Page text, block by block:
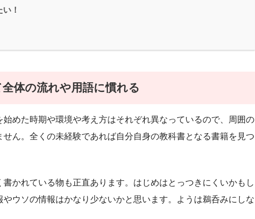
！
体の流れや用語に慣れる
めた時期や環境や考え方はそれぞれ異なっているので、周囲の
せん。全くの未経験であれば自分自身の教科書となる書籍を見つ
かれている物も正直あります。はじめはとっつきにくいかもし
ウソの情報はかなり少ないかと思います。ようは鵜呑みにしな